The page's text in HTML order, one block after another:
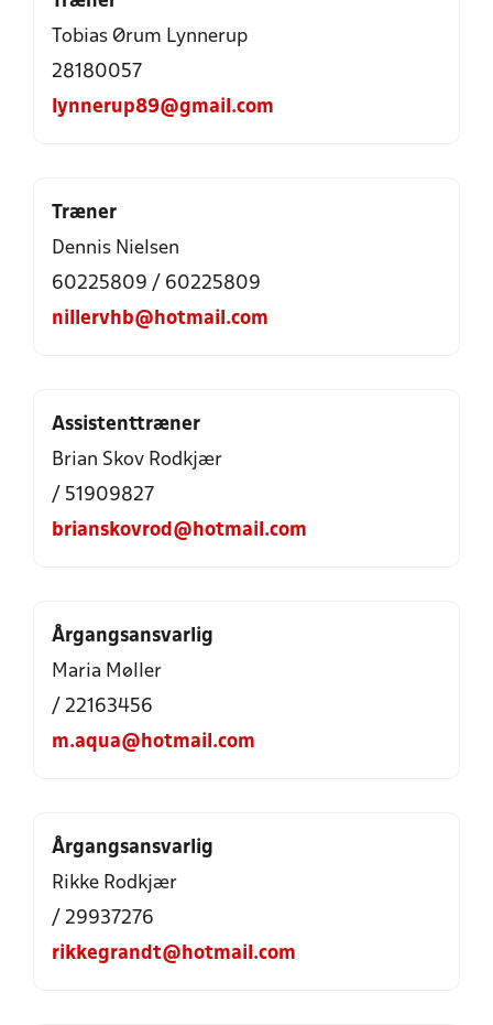
Tobias Ørum Lynnerup
28180057
lynnerup89@gmail.com
Træner
Dennis Nielsen
60225809 / 60225809
nillervhb@hotmail.com
Assistenttræner
Brian Skov Rodkjær
/ 51909827
brianskovrod@hotmail.com
Årgangsansvarlig
Maria Møller
/ 22163456
m.aqua@hotmail.com
Årgangsansvarlig
Rikke Rodkjær
/ 29937276
rikkegrandt@hotmail.com